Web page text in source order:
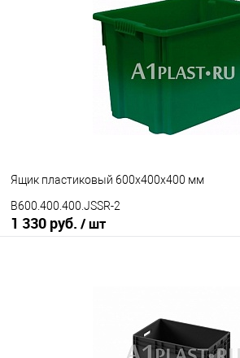
Ящик пластиковый 600х400х400 мм
B600.400.400.JSSR-2
1 330 руб. / шт